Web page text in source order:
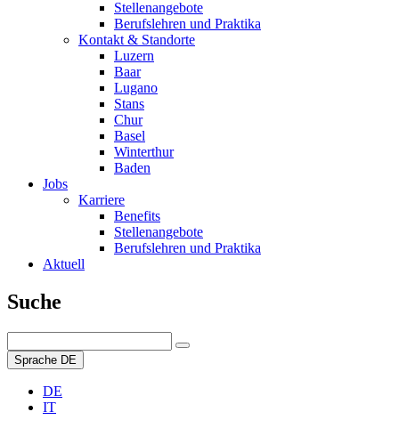
Stellenangebote
Berufslehren und Praktika
Kontakt & Standorte
Luzern
Baar
Lugano
Stans
Chur
Basel
Winterthur
Baden
Jobs
Karriere
Benefits
Stellenangebote
Berufslehren und Praktika
Aktuell
Suche
Sprache DE
DE
IT